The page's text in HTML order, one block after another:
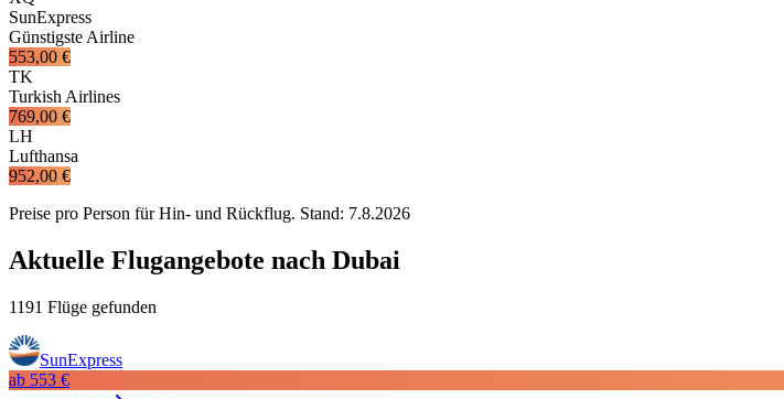
SunExpress
Günstigste Airline
553,00 €
TK
Turkish Airlines
769,00 €
LH
Lufthansa
952,00 €
Preise pro Person für Hin- und Rückflug. Stand: 7.8.2026
Aktuelle Flugangebote nach Dubai
1191 Flüge gefunden
SunExpress
ab 553 €